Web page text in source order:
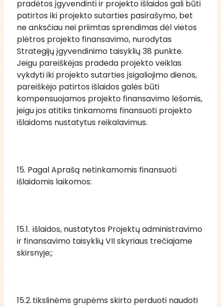
pradėtos įgyvendinti ir projekto išlaidos gali būti
patirtos iki projekto sutarties pasirašymo, bet
ne anksčiau nei priimtas sprendimas dėl vietos
plėtros projekto finansavimo, nurodytas
Strategijų įgyvendinimo taisyklių 38 punkte.
Jeigu pareiškėjas pradeda projekto veiklas
vykdyti iki projekto sutarties įsigaliojimo dienos,
pareiškėjo patirtos išlaidos galės būti
kompensuojamos projekto finansavimo lėšomis,
jeigu jos atitiks tinkamoms finansuoti projekto
išlaidoms nustatytus reikalavimus.
15. Pagal Aprašą netinkamomis finansuoti
išlaidomis laikomos:
15.1.	išlaidos, nustatytos Projektų administravimo
ir finansavimo taisyklių VII skyriaus trečiajame
skirsnyje;;
15.2.	tikslinėms grupėms skirto perduoti naudoti